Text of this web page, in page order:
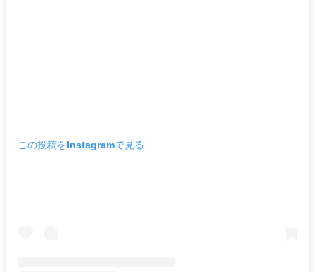
この投稿をInstagramで見る